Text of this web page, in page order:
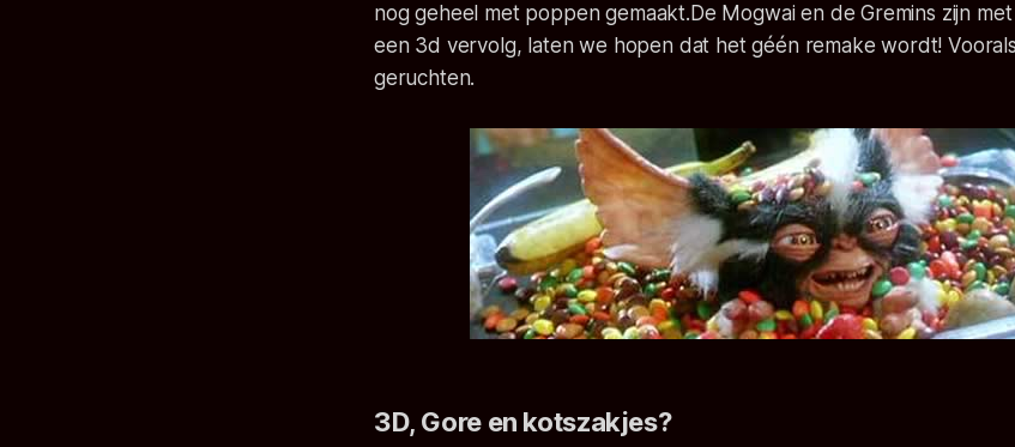
nog geheel met poppen gemaakt.De Mogwai en de Gremins zijn
een 3d vervolg, laten we hopen dat het géén remake wordt!
geruchten.
3D, Gore en kotszakjes?